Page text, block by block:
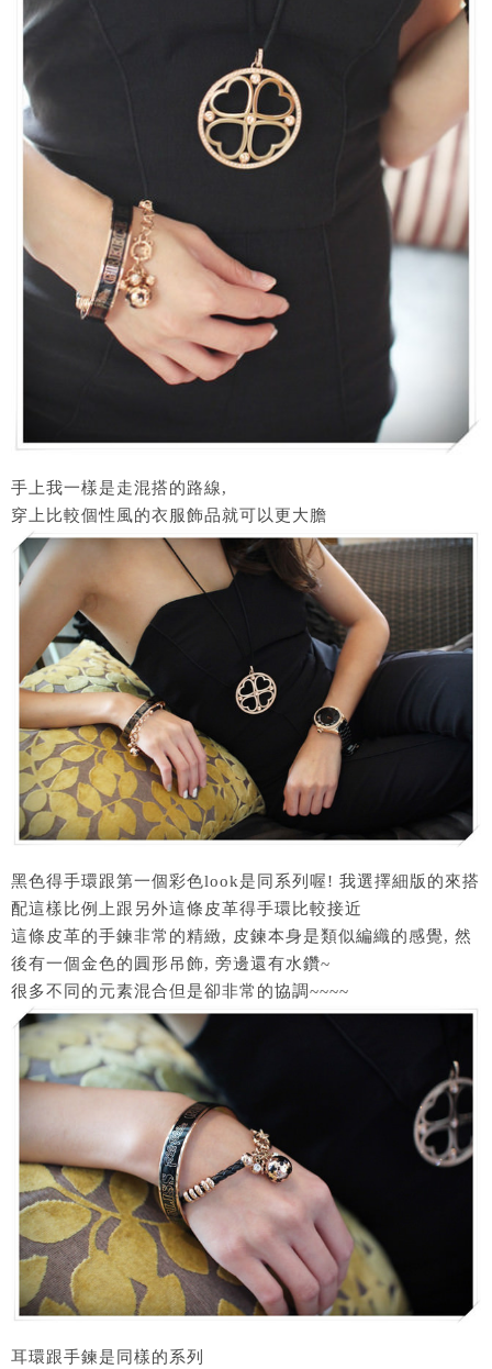
手上我一樣是走混搭的路線,
穿上比較個性風的衣服飾品就可以更大膽
黑色得手環跟第一個彩色look是同系列喔! 我選擇細版的來搭
配這樣比例上跟另外這條皮革得手環比較接近
這條皮革的手鍊非常的精緻, 皮鍊本身是類似編織的感覺, 然
後有一個金色的圓形吊飾, 旁邊還有水鑽~
很多不同的元素混合但是卻非常的協調~~~~
耳環跟手鍊是同樣的系列